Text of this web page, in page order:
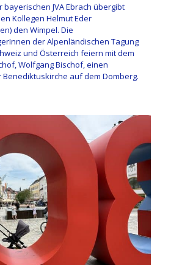
JVA Ebrach übergibt
Kollegen Helmut Eder
den Wimpel. Die
der Alpenländischen Tagung
und Österreich feiern mit dem
Wolfgang Bischof, einen
auf dem Domberg.